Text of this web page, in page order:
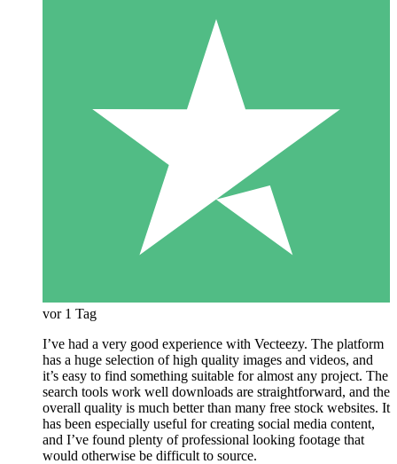
vor 1 Tag
I’ve had a very good experience with Vecteezy. The platform
has a huge selection of high quality images and videos, and
it’s easy to find something suitable for almost any project. The
search tools work well downloads are straightforward, and the
overall quality is much better than many free stock websites. It
has been especially useful for creating social media content,
and I’ve found plenty of professional looking footage that
would otherwise be difficult to source.